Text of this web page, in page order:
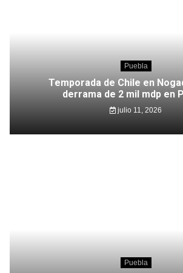
Puebla
Temporada de Chile en
derrama de 2 mil mdp en
julio 11, 2026
Puebla